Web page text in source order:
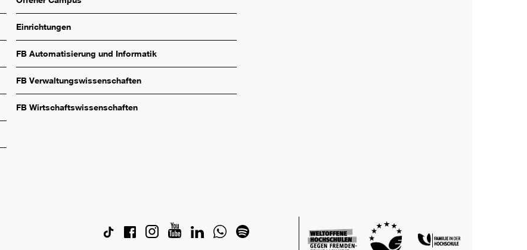
Einrichtungen
FB Automatisierung und Informatik
FB Verwaltungswissenschaften
FB Wirtschaftswissenschaften